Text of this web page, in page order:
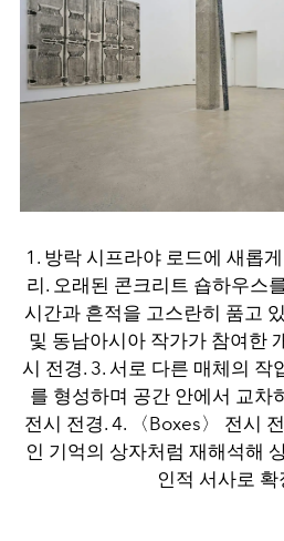
1. 방락 시프라야 로드에 새롭
리. 오래된 콘크리트 숍하우스
시간과 흔적을 고스란히 품고
및 동남아시아 작가가 참여한
시 전경. 3. 서로 다른 매체의 작
를 형성하며 공간 안에서 교차
전시 전경. 4. 〈Boxes〉 전시
인 기억의 상자처럼 재해석해
인적 서사로 확